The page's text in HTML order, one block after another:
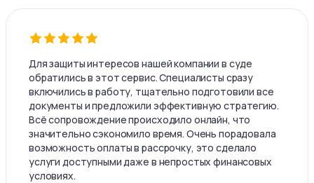
Для защиты интересов нашей компании в суде
обратились в этот сервис. Специалисты сразу
включились в работу, тщательно подготовили все
документы и предложили эффективную стратегию.
Всё сопровождение происходило онлайн, что
значительно сэкономило время. Очень порадовала
возможность оплаты в рассрочку, это сделало
услуги доступными даже в непростых финансовых
условиях.